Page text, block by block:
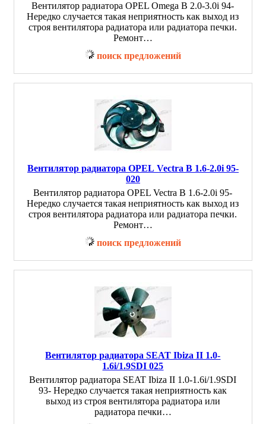
Вентилятор радиатора OPEL Omega B 2.0-3.0i 94-
Нередко случается такая неприятность как выход из
строя вентилятора радиатора или радиатора печки.
Ремонт…
поиск предложений
Вентилятор радиатора OPEL Vectra B 1.6-2.0i 95-
020
Вентилятор радиатора OPEL Vectra B 1.6-2.0i 95-
Нередко случается такая неприятность как выход из
строя вентилятора радиатора или радиатора печки.
Ремонт…
поиск предложений
Вентилятор радиатора SEAT Ibiza II 1.0-
1.6i/1.9SDI 025
Вентилятор радиатора SEAT Ibiza II 1.0-1.6i/1.9SDI
93- Нередко случается такая неприятность как
выход из строя вентилятора радиатора или
радиатора печки…